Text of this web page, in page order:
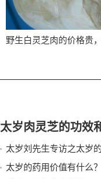
太岁肉灵芝的功效
太岁刘先生专访之太岁
太岁的药用价值有什么